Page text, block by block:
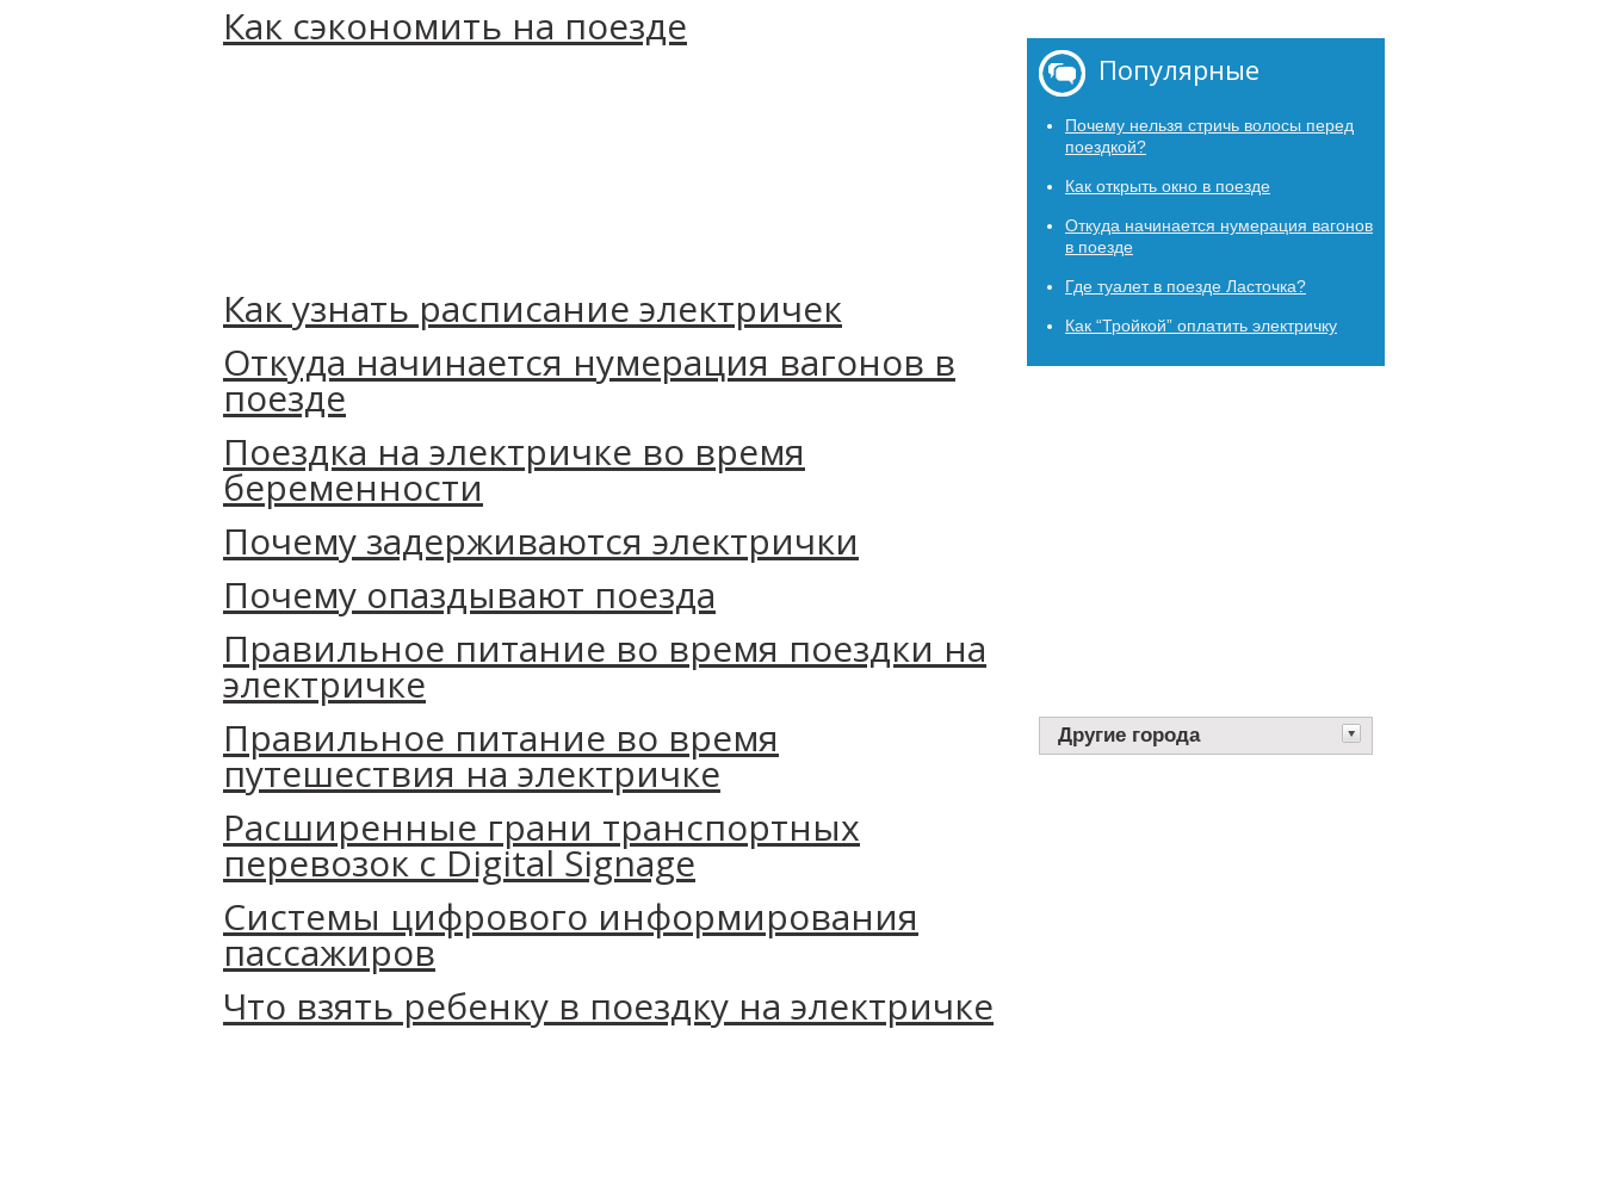
Как сэкономить на поезде
Как узнать расписание электричек
Откуда начинается нумерация вагонов в
поезде
Поездка на электричке во время
беременности
Почему задерживаются электрички
Почему опаздывают поезда
Правильное питание во время поездки на
электричке
Правильное питание во время
путешествия на электричке
Расширенные грани транспортных
перевозок с Digital Signage
Системы цифрового информирования
пассажиров
Что взять ребенку в поездку на электричке
Популярные
Почему нельзя стричь волосы перед
поездкой?
Как​ ​открыть​ ​окно​ ​в​ ​поезде
Откуда начинается нумерация вагонов
в поезде
Где туалет в поезде Ласточка?
Как “Тройкой” оплатить электричку
Другие города